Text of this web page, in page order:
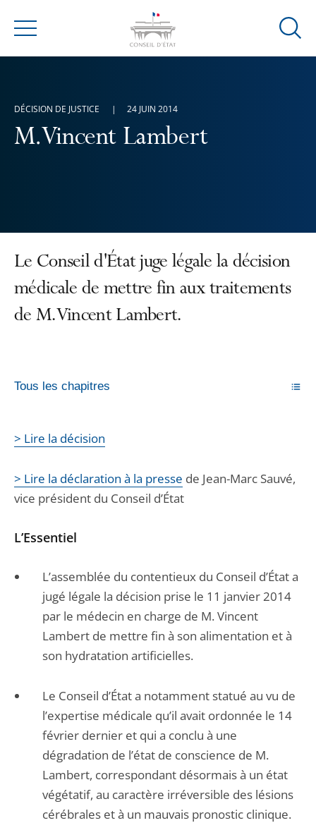
Menu
Ouvrir
M. Vincent Lambert
DÉCISION DE JUSTICE 24 JUIN 2014
Le Conseil d'État juge légale la décision
médicale de mettre fin aux traitements
de M. Vincent Lambert.
Tous les chapitres
> Lire la décision
> Lire la déclaration à la presse de Jean-Marc Sauvé,
vice président du Conseil d’État
L’Essentiel
L’assemblée du contentieux du Conseil d’État a
jugé légale la décision prise le 11 janvier 2014
par le médecin en charge de M. Vincent
Lambert de mettre fin à son alimentation et à
son hydratation artificielles.
Le Conseil d’État a notamment statué au vu de
l’expertise médicale qu’il avait ordonnée le 14
février dernier et qui a conclu à une
dégradation de l’état de conscience de M.
Lambert, correspondant désormais à un état
végétatif, au caractère irréversible des lésions
cérébrales et à un mauvais pronostic clinique.